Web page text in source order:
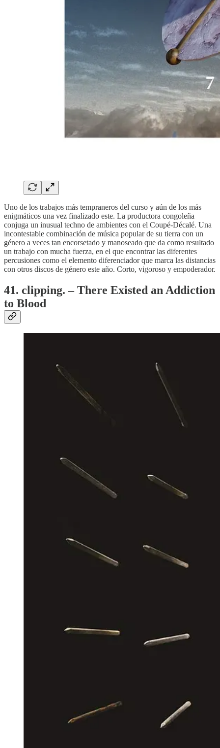
Uno de los trabajos más tempraneros del curso y aún de los más
enigmáticos una vez finalizado este. La productora congoleña
conjuga un inusual techno de ambientes con el Coupé-Décalé. Una
incontestable combinación de música popular de su tierra con un
género a veces tan encorsetado y manoseado que da como resultado
un trabajo con mucha fuerza, en el que encontrar las diferentes
percusiones como el elemento diferenciador que marca las distancias
con otros discos de género este año. Corto, vigoroso y empoderador.
41. clipping. – There Existed an Addiction
to Blood